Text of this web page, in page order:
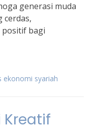
generasi muda
cerdas,
bagi
ekonomi syariah
Kreatif